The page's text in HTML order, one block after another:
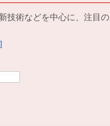
技術などを中心に、注目